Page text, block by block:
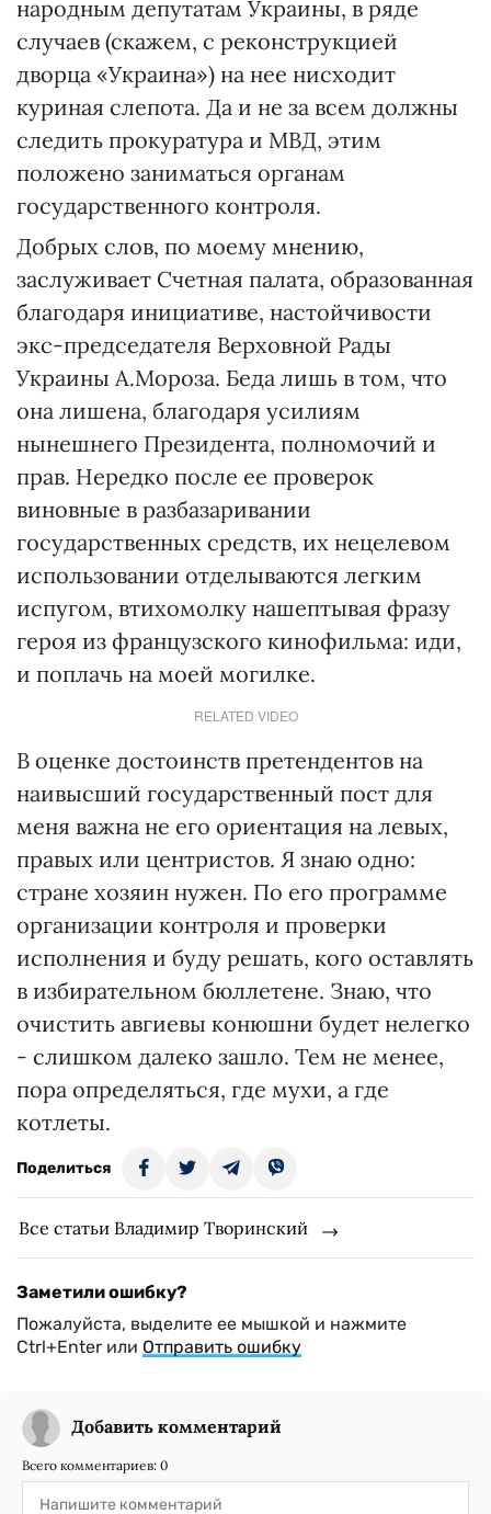
народным депутатам Украины, в ряде
случаев (скажем, с реконструкцией
дворца «Украина») на нее нисходит
куриная слепота. Да и не за всем должны
следить прокуратура и МВД, этим
положено заниматься органам
государственного контроля.
Добрых слов, по моему мнению,
заслуживает Счетная палата, образованная
благодаря инициативе, настойчивости
экс-председателя Верховной Рады
Украины А.Мороза. Беда лишь в том, что
она лишена, благодаря усилиям
нынешнего Президента, полномочий и
прав. Нередко после ее проверок
виновные в разбазаривании
государственных средств, их нецелевом
использовании отделываются легким
испугом, втихомолку нашептывая фразу
героя из французского кинофильма: иди,
и поплачь на моей могилке.
RELATED VIDEO
В оценке достоинств претендентов на
наивысший государственный пост для
меня важна не его ориентация на левых,
правых или центристов. Я знаю одно:
стране хозяин нужен. По его программе
организации контроля и проверки
исполнения и буду решать, кого оставлять
в избирательном бюллетене. Знаю, что
очистить авгиевы конюшни будет нелегко
- слишком далеко зашло. Тем не менее,
пора определяться, где мухи, а где
котлеты.
Поделиться
Все статьи Владимир Творинский
Заметили ошибку?
Пожалуйста, выделите ее мышкой и нажмите
Ctrl+Enter или Отправить ошибку
Добавить комментарий
Всего комментариев: 0